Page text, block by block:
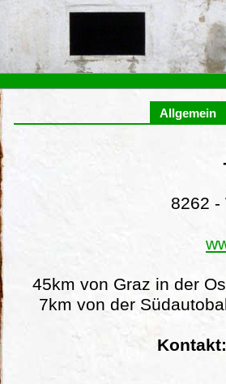
Allgemein
8262 -
45km von Graz in der
7km von der
Kontakt: